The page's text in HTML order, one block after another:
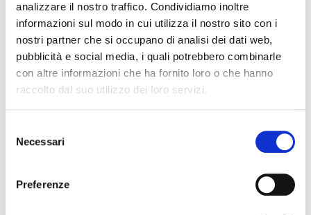
analizzare il nostro traffico. Condividiamo inoltre
informazioni sul modo in cui utilizza il nostro sito con i
nostri partner che si occupano di analisi dei dati web,
pubblicità e social media, i quali potrebbero combinarle
con altre informazioni che ha fornito loro o che hanno
raccolto dal suo utilizzo dei loro servizi.
delNecessari
Preferenze
Persona referente
Caterina Grillo
merci e viaggiatori; esami idoneità professionale per
agenzie di pratiche auto; esami istruttori e insegnanti
autoscuole; trasporto merci in conto proprio (L.R. 9/2003)
Telefono: